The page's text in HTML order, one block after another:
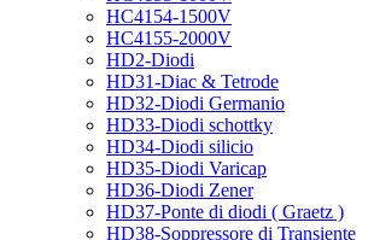
HC4154-1500V
HC4155-2000V
HD2-Diodi
HD31-Diac & Tetrode
HD32-Diodi Germanio
HD33-Diodi schottky
HD34-Diodi silicio
HD35-Diodi Varicap
HD36-Diodi Zener
HD37-Ponte di diodi ( Graetz )
HD38-Soppressore di Transiente